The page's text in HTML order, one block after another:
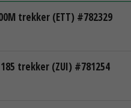
trekker (ETT) #782329
trekker (ZUI) #781254